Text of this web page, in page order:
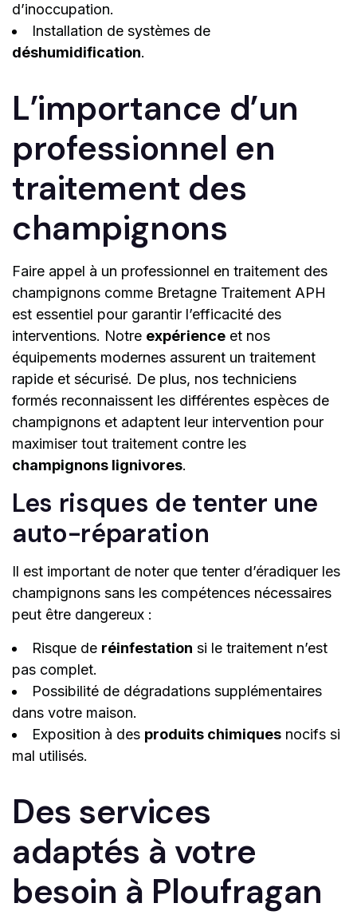
d’inoccupation.
Installation de systèmes de
déshumidification.
L’importance d’un
professionnel en
traitement des
champignons
Faire appel à un professionnel en traitement des
champignons comme Bretagne Traitement APH
est essentiel pour garantir l’efficacité des
interventions. Notre expérience et nos
équipements modernes assurent un traitement
rapide et sécurisé. De plus, nos techniciens
formés reconnaissent les différentes espèces de
champignons et adaptent leur intervention pour
maximiser tout traitement contre les
champignons lignivores.
Les risques de tenter une
auto-réparation
Il est important de noter que tenter d’éradiquer les
champignons sans les compétences nécessaires
peut être dangereux :
Risque de réinfestation si le traitement n’est
pas complet.
Possibilité de dégradations supplémentaires
dans votre maison.
Exposition à des produits chimiques nocifs si
mal utilisés.
Des services
adaptés à votre
besoin à Ploufragan